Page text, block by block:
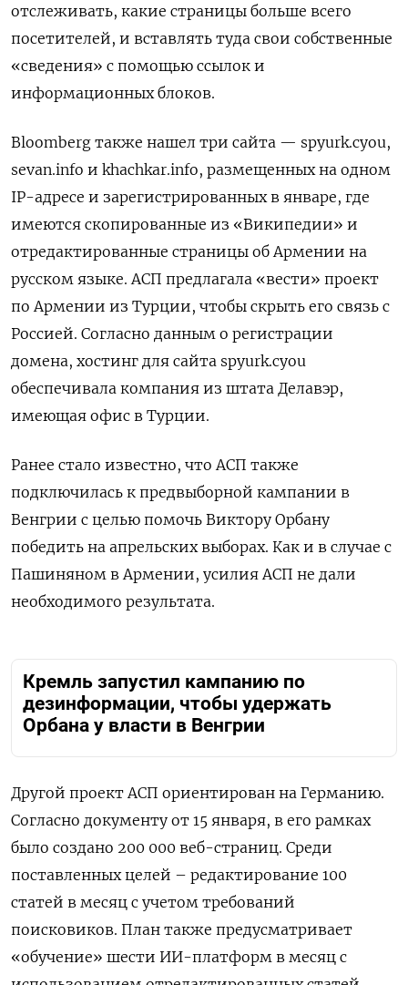
отслеживать, какие страницы больше всего
посетителей, и вставлять туда свои собственные
«сведения» с помощью ссылок и
информационных блоков.
Bloomberg также нашел три сайта — spyurk.cyou,
sevan.info и khachkar.info, размещенных на одном
IP-адресе и зарегистрированных в январе, где
имеются скопированные из «Википедии» и
отредактированные страницы об Армении на
русском языке. АСП предлагала «вести» проект
по Армении из Турции, чтобы скрыть его связь с
Россией. Согласно данным о регистрации
домена, хостинг для сайта spyurk.cyou
обеспечивала компания из штата Делавэр,
имеющая офис в Турции.
Ранее стало известно, что АСП также
подключилась к предвыборной кампании в
Венгрии с целью помочь Виктору Орбану
победить на апрельских выборах. Как и в случае с
Пашиняном в Армении, усилия АСП не дали
необходимого результата.
Кремль запустил кампанию по
дезинформации, чтобы удержать
Орбана у власти в Венгрии
Другой проект АСП ориентирован на Германию.
Согласно документу от 15 января, в его рамках
было создано 200 000 веб-страниц. Среди
поставленных целей – редактирование 100
статей в месяц с учетом требований
поисковиков. План также предусматривает
«обучение» шести ИИ-платформ в месяц с